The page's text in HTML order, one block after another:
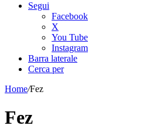
Segui
Facebook
X
You Tube
Instagram
Barra laterale
Cerca per
Home/Fez
Fez